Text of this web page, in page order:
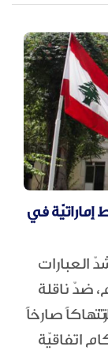
إماراتيّة في
العبارات
ضدّ ناقلة
صارخاً
اتفاقيّة